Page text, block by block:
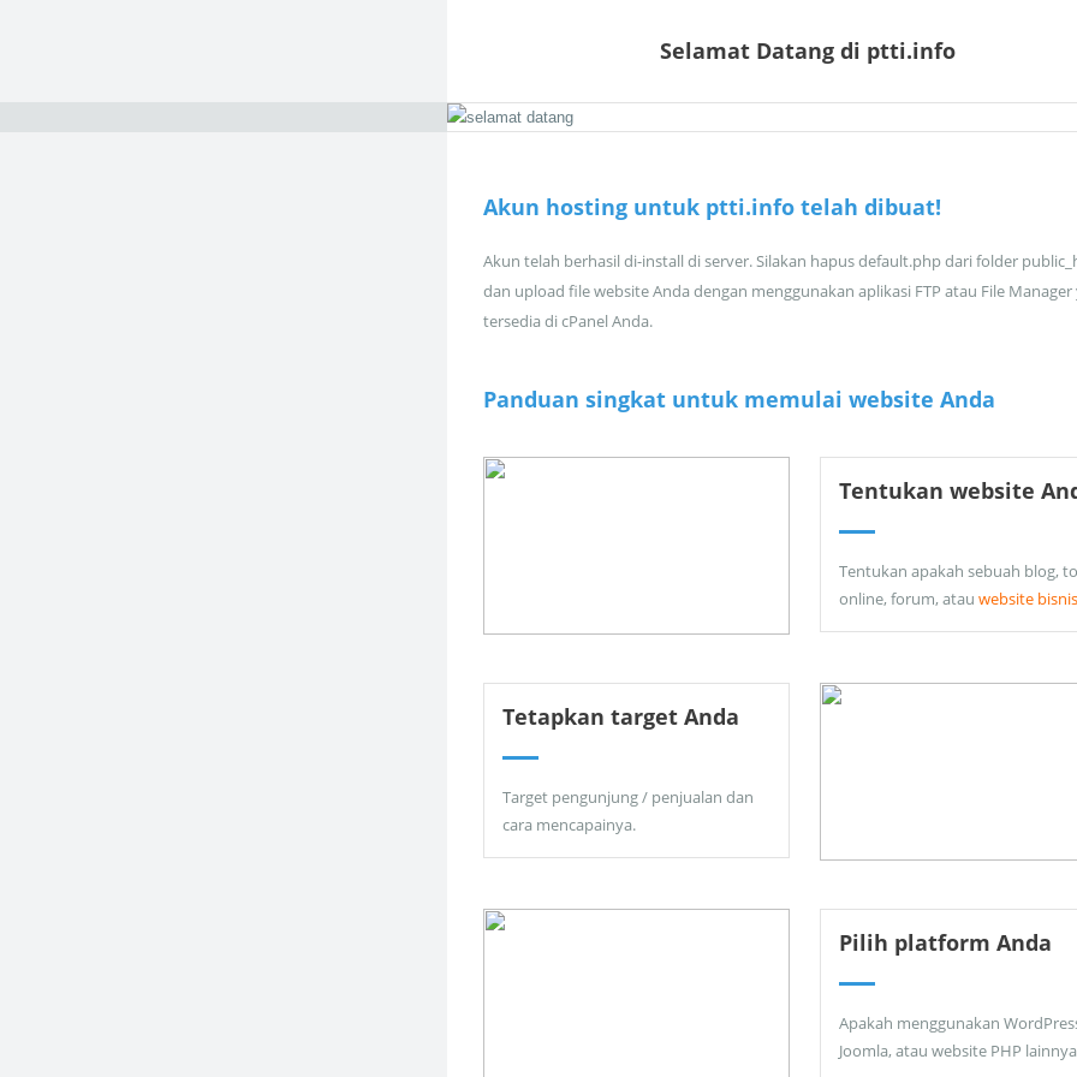
Selamat Datang di ptti.info
Akun hosting untuk ptti.info telah dibuat!
Akun telah berhasil di-install di server. Silakan hapus default.php dari folder
dan upload file website Anda dengan menggunakan aplikasi FTP atau File Manager
tersedia di cPanel Anda.
Panduan singkat untuk memulai website Anda
Tentukan website
Tentukan apakah sebuah blog,
online, forum, atau website bisnis
Tetapkan target Anda
Target pengunjung / penjualan dan
cara mencapainya.
Pilih platform Anda
Apakah menggunakan
Joomla, atau website PHP